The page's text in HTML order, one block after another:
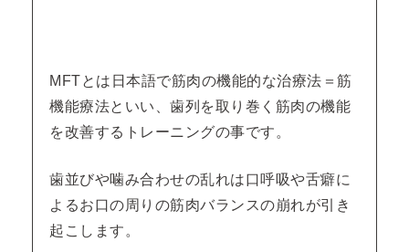
MFTとは日本語で筋肉の機能的な治療法＝筋
機能療法といい、歯列を取り巻く筋肉の機能
を改善するトレーニングの事です。
歯並びや噛み合わせの乱れは口呼吸や舌癖に
よるお口の周りの筋肉バランスの崩れが引き
起こします。